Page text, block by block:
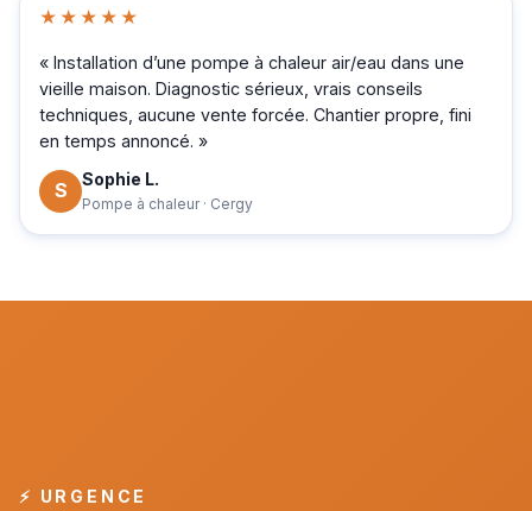
★★★★★
« Installation d’une pompe à chaleur air/eau dans une
vieille maison. Diagnostic sérieux, vrais conseils
techniques, aucune vente forcée. Chantier propre, fini
en temps annoncé. »
S Sophie L.
Pompe à chaleur · Cergy
⚡ URGENCE